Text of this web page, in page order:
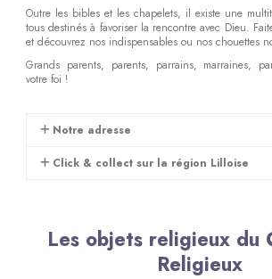
Outre les bibles et les chapelets, il existe une
tous destinés à favoriser la rencontre avec Dieu.
et découvrez nos indispensables ou nos chouettes
Grands parents, parents, parrains, marraines,
votre foi !
Notre adresse
Click & collect sur la région Lilloise
Les objets religieux du
Religieux